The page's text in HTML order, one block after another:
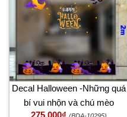
Decal Halloween -Những quá
bí vui nhộn và chú mèo
275,000₫